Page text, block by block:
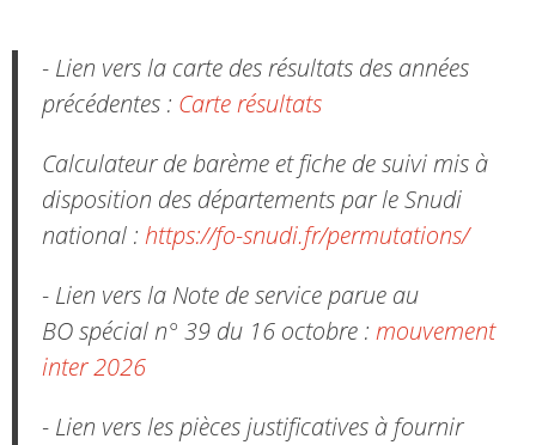
- Lien vers la carte des résultats des années
précédentes : Carte résultats
Calculateur de barème et fiche de suivi mis à
disposition des départements par le Snudi
national : https://fo-snudi.fr/permutations/
- Lien vers la Note de service parue au
BO spécial n° 39 du 16 octobre : mouvement
inter 2026
- Lien vers les pièces justificatives à fournir